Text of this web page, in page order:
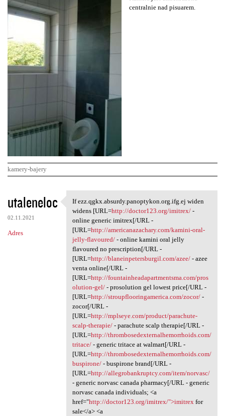
centralnie nad pisuarem.
kamery-bajery
K
o
m
e
utaleneloc
02.11.2021
Adres
If ezz.qgkx.absurdy
If ezz.qgkx.absurdy.panoptykon.org.ifg.ej widen
widens [URL=http://doctor123.org/imitrex/-
online generic imitrex[/URL -
[URL=http://americanazachary.com/kamini-oral-
jelly-flavoured/- online kamini oral jelly
flavoured no prescription[/URL -
[URL=http://blaneinpetersburgil.com/azee/- azee
venta online[/URL -
[URL=http://fountainheadapartmentsma.com/pros
olution-gel/- prosolution gel lowest price[/URL -
[URL=http://stroupflooringamerica.com/zocor/-
zocor[/URL -
[URL=http://mplseye.com/product/parachute-
scalp-therapie/- parachute scalp therapie[/URL -
[URL=http://thrombosedexternalhemorrhoids.com/
tritace/- generic tritace at walmart[/URL -
[URL=http://thrombosedexternalhemorrhoids.com/
buspirone/- buspirone brand[/URL -
[URL=http://allegrobankruptcy.com/item/norvasc/
- generic norvasc canada pharmacy[/URL - generic
norvasc canada individuals; <a
href="http://doctor123.org/imitrex/">imitrex for
sale</a> <a